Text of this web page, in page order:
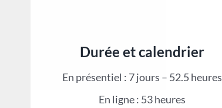
Durée et calendrier
En présentiel : 7 jours – 52.5 heures
En ligne : 53 heures